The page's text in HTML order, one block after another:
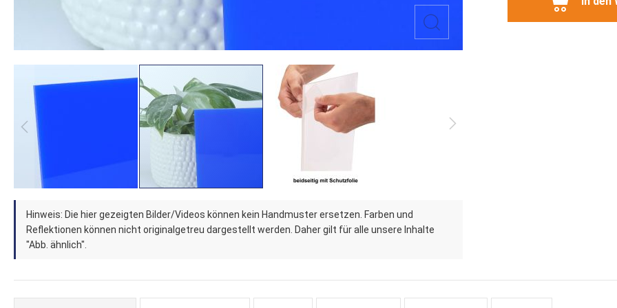
Zum
Anfang
der
Bildergalerie
springen
Hinweis: Die hier gezeigten Bilder/Videos können kein Handmuster ersetzen. Farben und
Reflektionen können nicht originalgetreu dargestellt werden. Daher gilt für alle unsere Inhalte
"Abb. ähnlich".